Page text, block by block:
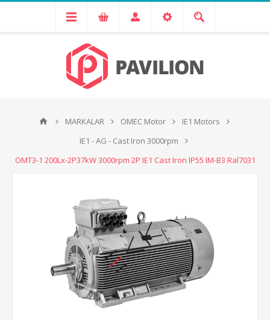
MARKALAR OMEC Motor
IE1 Motors
IE1 - AG - Cast Iron 3000rpm
OMT3-1 200Lx-2P37kW 3000rpm 2P IE1 Cast Iron IP55 IM-B3 Ral7031